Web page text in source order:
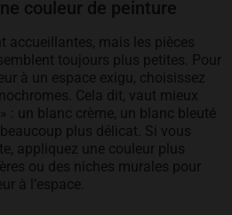
couleur de peinture
accueillantes, mais les pièces
toujours plus petites. Pour
à un espace exigu, choisissez
Cela dit, vaut mieux
: un blanc crème, un blanc bleuté
plus délicat. Si vous
appliquez une couleur plus
ou des niches murales pour
à l’espace.